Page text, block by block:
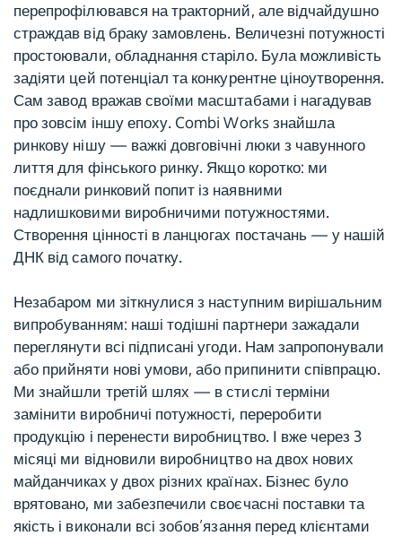
перепрофілювався на тракторний, але відчайдушно
страждав від браку замовлень. Величезні потужності
простоювали, обладнання старіло. Була можливість
задіяти цей потенціал та конкурентне ціноутворення.
Сам завод вражав своїми масштабами і нагадував
про зовсім іншу епоху. Combi Works знайшла
ринкову нішу — важкі довговічні люки з чавунного
лиття для фінського ринку. Якщо коротко: ми
поєднали ринковий попит із наявними
надлишковими виробничими потужностями.
Створення цінності в ланцюгах постачань — у нашій
ДНК від самого початку.
Незабаром ми зіткнулися з наступним вирішальним
випробуванням: наші тодішні партнери зажадали
переглянути всі підписані угоди. Нам запропонували
або прийняти нові умови, або припинити співпрацю.
Ми знайшли третій шлях — в стислі терміни
замінити виробничі потужності, переробити
продукцію і перенести виробництво. І вже через 3
місяці ми відновили виробництво на двох нових
майданчиках у двох різних країнах. Бізнес було
врятовано, ми забезпечили своєчасні поставки та
якість і виконали всі зобов’язання перед клієнтами